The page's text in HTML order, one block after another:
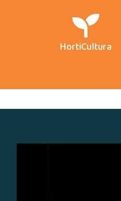
HortiCultura